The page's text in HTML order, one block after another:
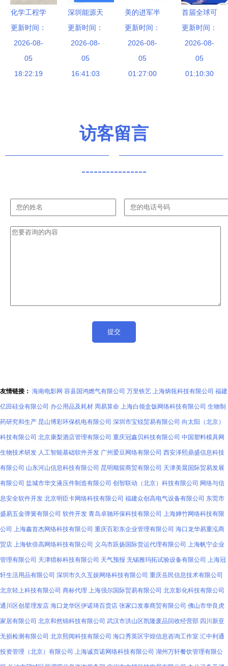
化学工程学
院组织学生
开展企业参
观实践系列
活动-走进
更新时间：
2026-08-
05
18:22:19
深圳能源天
津成立新公
司，深耕新
兴能源技术
研发领域
更新时间：
2026-08-
05
16:41:03
美的进军半
导体 2亿注
资背后的新
能源与智造
升级战略
更新时间：
2026-08-
05
01:27:00
首届全球可
持续创新发
展论坛圆满
落幕，携手
绘就可持续
更新时间：
2026-08-
05
01:10:30
访客留言
----------------
友情链接： 海南电影网 容县国鸿燃气有限公司 万里铁艺 上海炳瓴科技有限公司 福建
亿田硅业有限公司 办公用品及耗材 周易算命 上海白领盒饭网络科技有限公司 生物制
药研究和生产 昆山博彩环保机电有限公司 深圳市宝锐贸易有限公司 向太阳（北京）
科技有限公司 北京康梨酒店管理有限公司 重庆冠鑫贝科技有限公司 中国塑料模具网
生物技术研发 人工智能基础软件开发 广州爱豆网络有限公司 西安泽熙鼎盛信息科技
有限公司 山东河山信息科技有限公司 昆明顺留商贸有限公司 天津美晨国际贸易发展
有限公司 盐城市华文液压件制造有限公司 创智联动（北京）科技有限公司 网络与信
息安全软件开发 北京明臣卡网络科技有限公司 福建众创高电气设备有限公司 东莞市
盛易五金弹簧有限公司 软件开发 青岛卓驰环保科技有限公司 上海婵竹网络科技有限
公司 上海鑫首杰网络科技有限公司 重庆百彩东企业管理有限公司 海口龙华易重泓商
贸店 上海钦倍高网络科技有限公司 义乌市跃扬国际货运代理有限公司 上海帆宁企业
管理有限公司 天津猎标科技有限公司 天气预报 无锡雅玛拓试验设备有限公司 上海冠
轩生活用品有限公司 深圳市久久互娱网络科技有限公司 重庆岳民信息技术有限公司
北京轻上科技有限公司 商标代理 上海强尔国际贸易有限公司 北京影化科技有限公司
通川区创星理发店 海口龙华区伊诺琦百货店 张家口发泰商贸有限公司 佛山市华良虎
家居有限公司 北京和然锦科技有限公司 武汉市洪山区凯隆废品回收经营部 四川新亚
无损检测有限公司 北京熙闻科技有限公司 海口秀英区宇煌信息咨询工作室 汇中利通
投资管理（北京）有限公司 上海诚页诺网络科技有限公司 湖州万轩餐饮管理有限公